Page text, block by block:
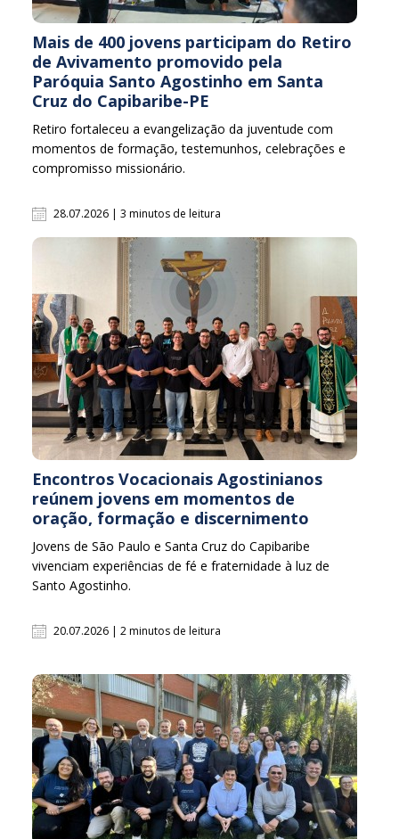
Mais de 400 jovens participam do Retiro
de Avivamento promovido pela
Paróquia Santo Agostinho em Santa
Cruz do Capibaribe-PE
Retiro fortaleceu a evangelização da juventude com
momentos de formação, testemunhos, celebrações e
compromisso missionário.
28.07.2026 | 3 minutos de leitura
Encontros Vocacionais Agostinianos
reúnem jovens em momentos de
oração, formação e discernimento
Jovens de São Paulo e Santa Cruz do Capibaribe
vivenciam experiências de fé e fraternidade à luz de
Santo Agostinho.
20.07.2026 | 2 minutos de leitura